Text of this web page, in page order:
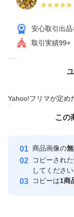
安心取引出品
取引実績99+
Yahoo!フリマが定め
付与しています
安心取引出品者
取引実績
価格の
この
商品画像の
コピーされ
してください
コピーは1商
この商品をみて